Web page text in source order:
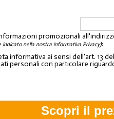
promozionali
nella nostra informativa Privacy):
informativa ai sensi dell'art. 13
personali con particolare